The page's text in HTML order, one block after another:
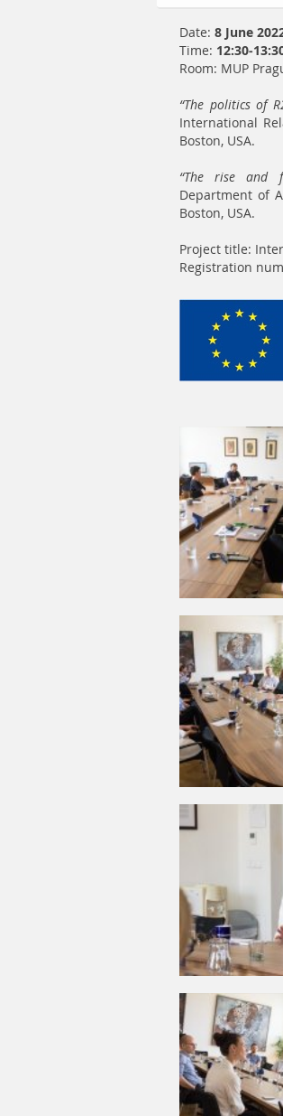
Date: 8 June
Time: 12:30-
Room: MUP
“The politics of
International
Boston, USA.
“The rise and
Department of
Boston, USA.
Project title:
Registration